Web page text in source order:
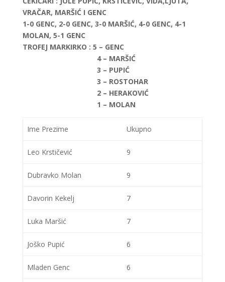
VRAČAR, MARŠIĆ I GENC
1-0 GENC, 2-0 GENC, 3-0 MARŠIĆ, 4-0 GENC, 4-1
MOLAN, 5-1 GENC
TROFEJ MARKIRKO : 5 – GENC
4 – MARŠIĆ
3 – PUPIĆ
3 – ROSTOHAR
2 – HERAKOVIĆ
1 – MOLAN
Ime Prezime Ukupno
Leo Krstičević 9
Dubravko Molan 9
Davorin Kekelj 7
Luka Maršić 7
Joško Pupić 6
Mladen Genc 6